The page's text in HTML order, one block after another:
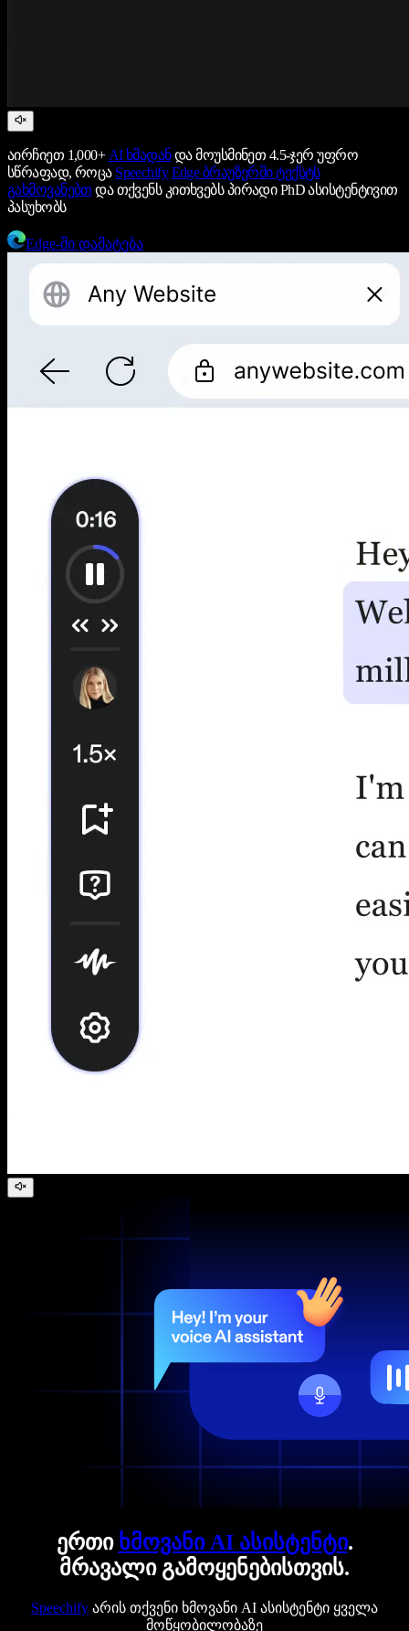
აირჩიეთ 1,000+ AI ხმადანდა მოუსმინეთ 4.5-ჯერ უფრო
სწრაფად, როცა Speechify Edge ბრაუზერში ტექსტს
გახმოვანებთ და თქვენს კითხვებს პირადი PhD ასისტენტივით
პასუხობს
Edge-ში დამატება
ერთი ხმოვანი AI ასისტენტი.
მრავალი გამოყენებისთვის.
Speechify არის თქვენი ხმოვანი AI ასისტენტი ყველა
მოწყობილობაზე